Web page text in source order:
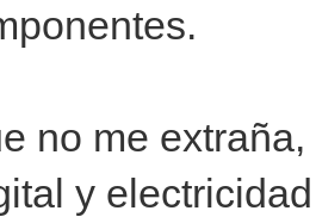
no me
y